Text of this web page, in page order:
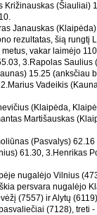
Križinauskas (Šiauliai)
Janauskas
rezultatas, šią rungtį
vakar laimėjo
3.Rapolas Saulius
15.25 (anksčiau
Vadeikis
(Klaipėda,
Martišauskas
(Pasvalys)
61.30, 3.Henrikas
nugalėjo Vilnius
persvara nugalėjo
(7557) ir Alytų
(7128), treti